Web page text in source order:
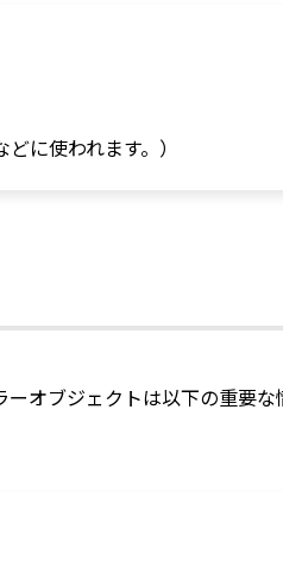
に使われます。）
オブジェクトは以下の重要な